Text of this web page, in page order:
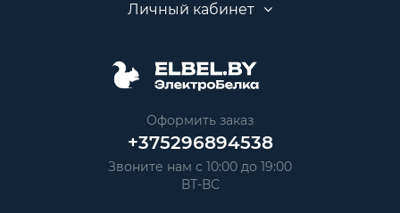
Личный кабинет
Оформить заказ
+375296894538
Звоните нам с 10:00 до 19:00
ВТ-ВС